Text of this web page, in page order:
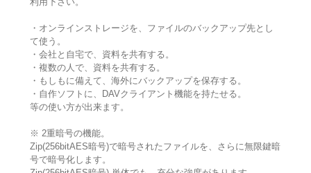
・オンラインストレージを、ファイルのバックアップ先とし
て使う。
・会社と自宅で、資料を共有する。
・複数の人で、資料を共有する。
・もしもに備えて、海外にバックアップを保存する。
・自作ソフトに、DAVクライアント機能を持たせる。
等の使い方が出来ます。
※ 2重暗号の機能。
Zip(256bitAES暗号)で暗号されたファイルを、さらに無限鍵暗
号で暗号化します。